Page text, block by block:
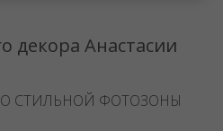
декора Анастасии
СТИЛЬНОЙ ФОТОЗОНЫ